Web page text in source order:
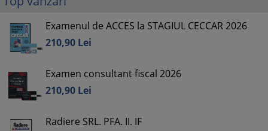
Examenul de ACCES la STAGIUL CECCAR 2026
210,90 Lei
Examen consultant fiscal 2026
210,90 Lei
Radiere SRL. PFA. II. IF